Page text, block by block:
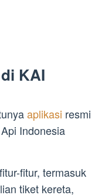
KAI
aplikasi resmi
Indonesia
fitur, termasuk
tiket kereta,